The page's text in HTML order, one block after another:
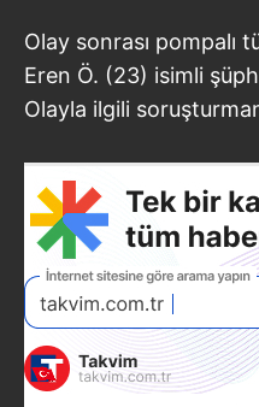
Olay sonrası pompalı
Eren Ö. (23) isimli
Olayla ilgili